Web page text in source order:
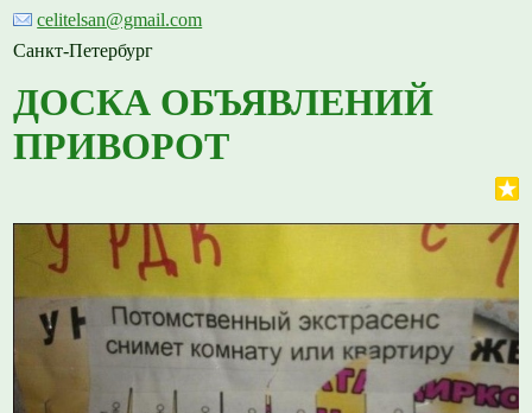
celitelsan@gmail.com
Санкт-Петербург
ДОСКА ОБЪЯВЛЕНИЙ
ПРИВОРОТ